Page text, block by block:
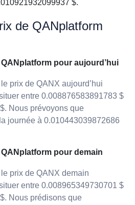
$.
de QANplatform
pour aujourd’hui
prix de QANX aujourd’hui
entre 0.008876583891783 $
Nous prévoyons que
journée à 0.010443039872686
pour demain
prix de QANX demain
entre 0.008965349730701 $
Nous prédisons que